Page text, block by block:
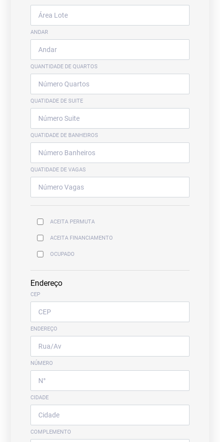
ANDAR
QUANTIDADE DE QUARTOS
QUATIDADE DE SUITE
QUATIDADE DE BANHEIROS
QUATIDADE DE VAGAS
ACEITA PERMUTA
ACEITA FINANCIAMENTO
OCUPADO
Endereço
CEP
ENDEREÇO
NÚMERO
CIDADE
COMPLEMENTO